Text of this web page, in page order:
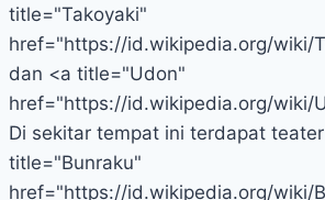
title="Takoyaki"
href="https://id.wikipedia.org/wiki/
dan <a title="Udon"
href="https://id.wikipedia.org/wiki/
Di sekitar tempat ini terdapat
title="Bunraku"
href="https://id.wikipedia.org/wiki/